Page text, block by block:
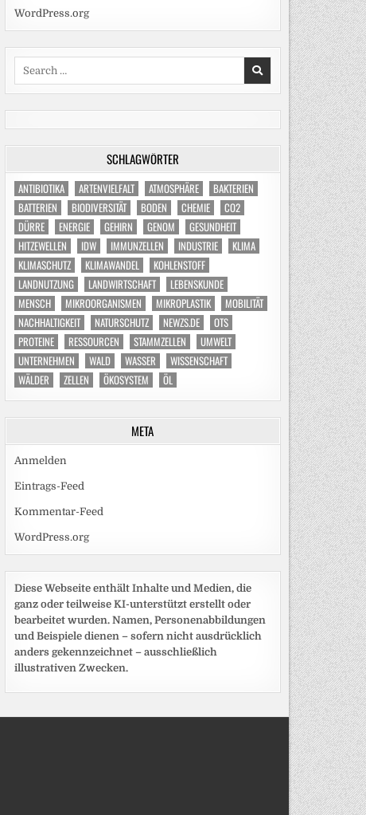
WordPress.org
SCHLAGWÖRTER
ANTIBIOTIKA ARTENVIELFALT ATMOSPHÄRE
BAKTERIEN
BATTERIEN
BIODIVERSITÄT BODEN CHEMIE
CO2
DÜRRE
ENERGIE GEHIRN GENOM
GESUNDHEIT
HITZEWELLEN
IDW IMMUNZELLEN INDUSTRIE
KLIMA
KLIMASCHUTZ
KLIMAWANDEL
KOHLENSTOFF
LANDNUTZUNG
LANDWIRTSCHAFT
LEBENSKUNDE
MENSCH
MIKROORGANISMEN MIKROPLASTIK
MOBILITÄT
NACHHALTIGKEIT
NATURSCHUTZ NEWZS.DE
OTS
PROTEINE
RESSOURCEN STAMMZELLEN
UMWELT
UNTERNEHMEN
WALD WASSER
WISSENSCHAFT
WÄLDER
ZELLEN ÖKOSYSTEM ÖL
META
Anmelden
Eintrags-Feed
Kommentar-Feed
WordPress.org
Diese Webseite enthält Inhalte und Medien, die
ganz oder teilweise KI-unterstützt erstellt oder
bearbeitet wurden. Namen, Personenabbildungen
und Beispiele dienen – sofern nicht ausdrücklich
anders gekennzeichnet – ausschließlich
illustrativen Zwecken.